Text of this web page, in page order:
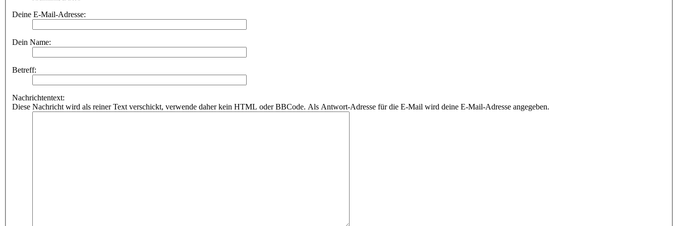
Deine E-Mail-Adresse:
Dein Name:
Betreff:
Nachrichtentext:
Diese Nachricht wird als reiner Text verschickt, verwende daher kein HTML oder BBCode. Als Antwort-Adresse für die E-Mail wird deine E-Mail-Adresse angegeben.